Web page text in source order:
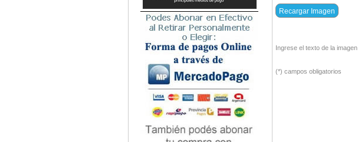
Ingrese el texto de la imagen
(*) campos obligatorios